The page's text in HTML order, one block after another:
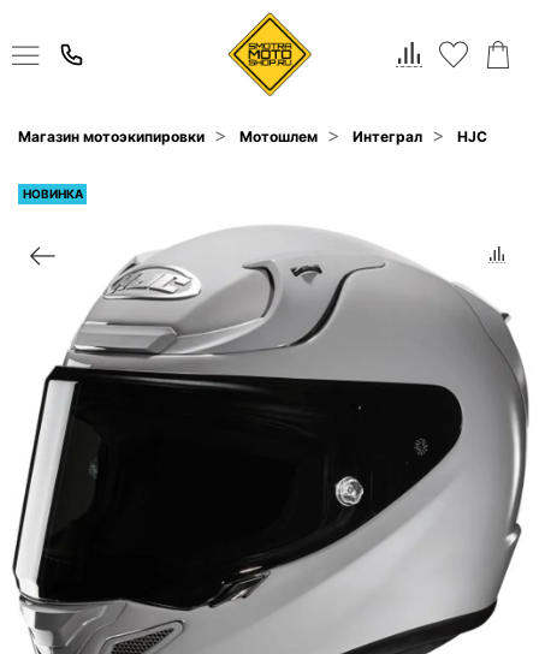
Магазин мотоэкипировки Мотошлем Интеграл HJC
НОВИНКА